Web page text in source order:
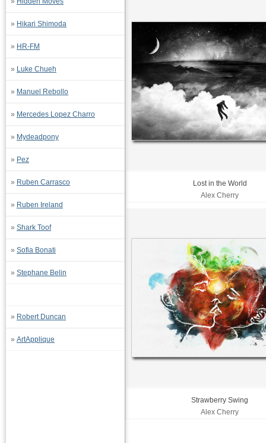
» Hikari Shimoda
» HR-FM
» Luke Chueh
» Manuel Rebollo
» Mercedes Lopez Charro
» Mydeadpony
» Pez
» Ruben Carrasco
» Ruben Ireland
» Shark Toof
» Sofia Bonati
» Stephane Belin
» Robert Duncan
» ArtApplique
Lost in the World
Alex Cherry
Strawberry Swing
Alex Cherry